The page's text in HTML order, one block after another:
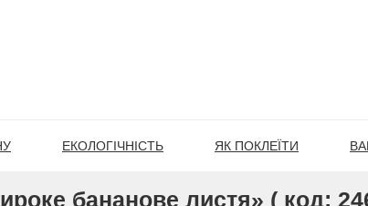
ЕКОЛОГІЧНІСТЬ ЯК ПОКЛЕЇТИ
бананове листя» ( код: